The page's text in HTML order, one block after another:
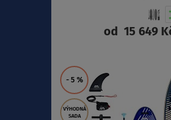
od 15 649
- 5 %
VÝHODNÁ
SADA